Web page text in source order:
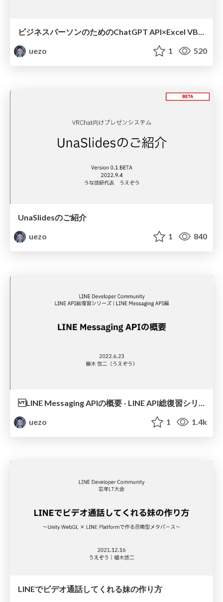
uezo
1 520
UnaSlidesのご紹介
uezo
1 840
LINE Messaging APIの概要 - LINE API総復習シリーズ
uezo
1 1.4k
LINEでビデオ通話してくれる妹の作り方